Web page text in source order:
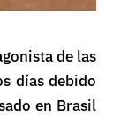
de las
días debido
en Brasil